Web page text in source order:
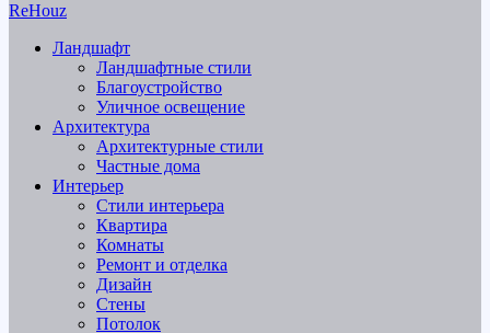
ReHouz
Ландшафт
Ландшафтные стили
Благоустройство
Уличное освещение
Архитектура
Архитектурные стили
Частные дома
Интерьер
Стили интерьера
Квартира
Комнаты
Ремонт и отделка
Дизайн
Стены
Потолок